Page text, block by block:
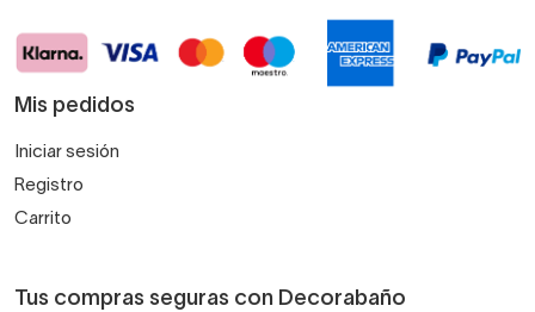
Mis pedidos
Iniciar sesión
Registro
Carrito
Tus compras seguras con Decorabaño